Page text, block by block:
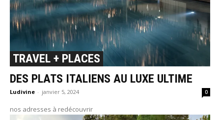
TRAVEL + PLACES
DES PLATS ITALIENS AU LUXE ULTIME
Ludivine - janvier 5, 2024 0
nos adresses à redécouvrir